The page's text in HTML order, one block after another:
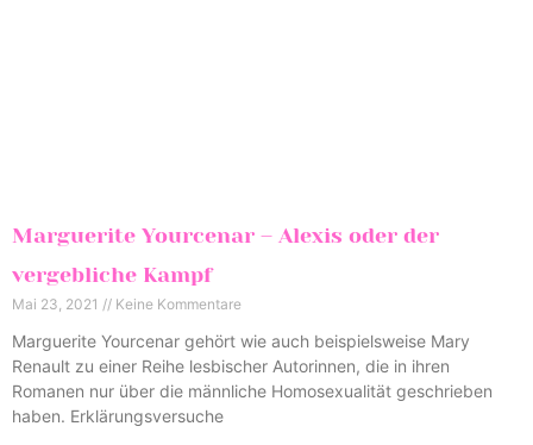
Marguerite Yourcenar – Alexis oder der
vergebliche Kampf
Mai 23, 2021 Keine Kommentare
Marguerite Yourcenar gehört wie auch beispielsweise Mary
Renault zu einer Reihe lesbischer Autorinnen, die in ihren
Romanen nur über die männliche Homosexualität geschrieben
haben. Erklärungsversuche